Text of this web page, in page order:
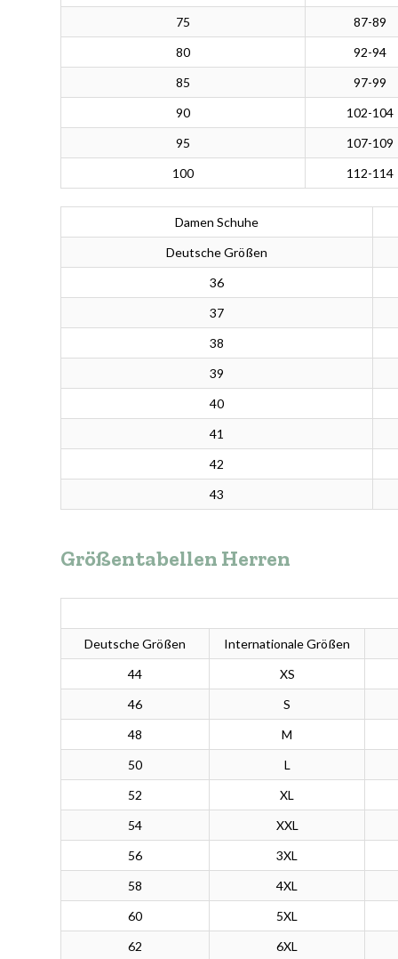
75
87-89
80
92-94
85
97-99
90
102-104
95
107-109
100
112-114
Damen Schuhe
Deutsche Größen
36
37
38
39
40
41
42
43
Größentabellen Herren
Deutsche Größen
Internationale Größen
44
XS
46
S
48
M
50
L
52
XL
54
XXL
56
3XL
58
4XL
60
5XL
62
6XL